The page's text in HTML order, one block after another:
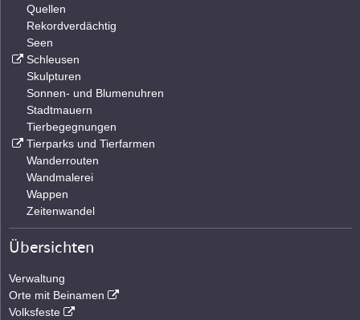
Quellen
Rekordverdächtig
Seen
Schleusen
Skulpturen
Sonnen- und Blumenuhren
Stadtmauern
Tierbegegnungen
Tierparks und Tierfarmen
Wanderrouten
Wandmalerei
Wappen
Zeitenwandel
Übersichten
Verwaltung
Orte mit Beinamen
Volksfeste